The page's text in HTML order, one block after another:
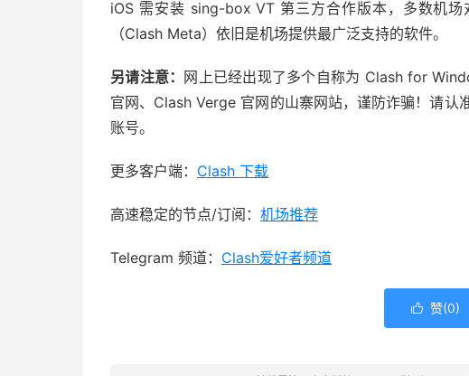
iOS 需安装 sing-box VT 第三方合作版本，多数机
（Clash Meta）依旧是机场提供最广泛支持的软件。
另请注意： 网上已经出现了多个自称为 Clash for
官网、Clash Verge 官网的山寨网站，谨防诈骗！请
账号。
更多客户端： Clash 下载
高速稳定的节点/订阅： 机场推荐
Telegram 频道： Clash爱好者频道
 赞(0)